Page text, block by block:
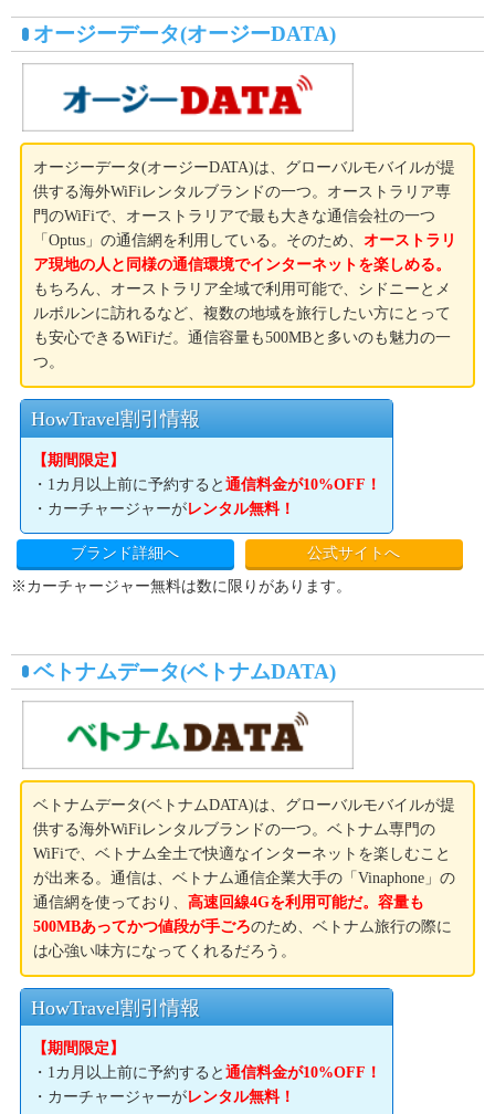
オージーデータ(オージーDATA)
オージーデータ(オージーDATA)は、グローバルモバイルが提
供する海外WiFiレンタルブランドの一つ。オーストラリア専
門のWiFiで、オーストラリアで最も大きな通信会社の一つ
「Optus」の通信網を利用している。そのため、オーストラリ
ア現地の人と同様の通信環境でインターネットを楽しめる。
もちろん、オーストラリア全域で利用可能で、シドニーとメ
ルボルンに訪れるなど、複数の地域を旅行したい方にとって
も安心できるWiFiだ。通信容量も500MBと多いのも魅力の一
つ。
HowTravel割引情報
【期間限定】
・1カ月以上前に予約すると通信料金が10%OFF！
・カーチャージャーがレンタル無料！
ブランド詳細へ
公式サイトへ
※カーチャージャー無料は数に限りがあります。
ベトナムデータ(ベトナムDATA)
ベトナムデータ(ベトナムDATA)は、グローバルモバイルが提
供する海外WiFiレンタルブランドの一つ。ベトナム専門の
WiFiで、ベトナム全土で快適なインターネットを楽しむこと
が出来る。通信は、ベトナム通信企業大手の「Vinaphone」の
通信網を使っており、高速回線4Gを利用可能だ。容量も
500MBあってかつ値段が手ごろのため、ベトナム旅行の際に
は心強い味方になってくれるだろう。
HowTravel割引情報
【期間限定】
・1カ月以上前に予約すると通信料金が10%OFF！
・カーチャージャーがレンタル無料！